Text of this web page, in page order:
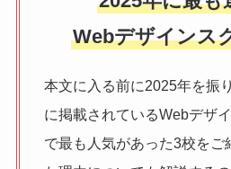
Webデザインス
本文に入る前に2025年を振
に掲載されているWebデザ
で最も人気があった3校をご